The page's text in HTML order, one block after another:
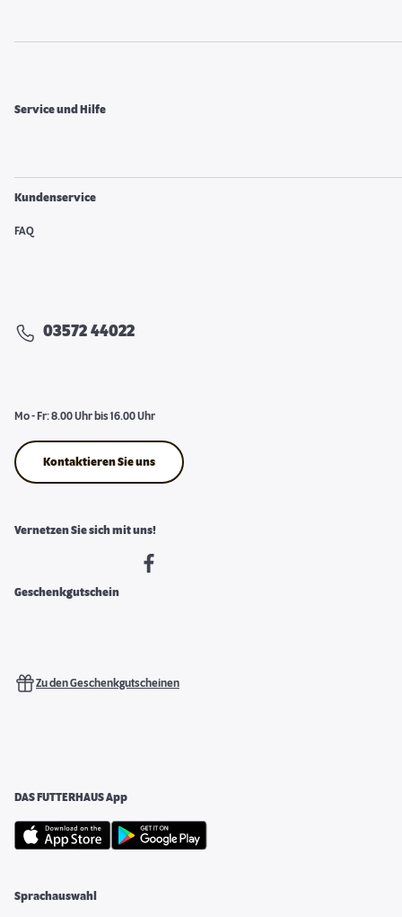
Service und Hilfe
Kundenservice
FAQ
03572 44022
Mo - Fr: 8.00 Uhr bis 16.00 Uhr
Kontaktieren Sie uns
Vernetzen Sie sich mit uns!
Geschenkgutschein
Zu den Geschenkgutscheinen
DAS FUTTERHAUS App
Sprachauswahl